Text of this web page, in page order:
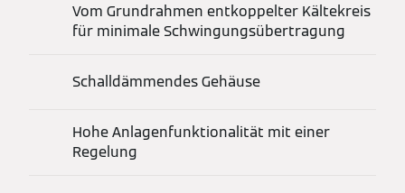
Vom Grundrahmen entkoppelter Kältekreis
für minimale Schwingungsübertragung
Schalldämmendes Gehäuse
Hohe Anlagenfunktionalität mit einer
Regelung